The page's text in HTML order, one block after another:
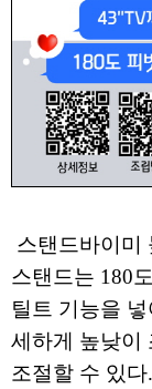
스탠드바이미
스탠드는 180
틸트 기능을
세하게 높낮이
조절할 수 있다.